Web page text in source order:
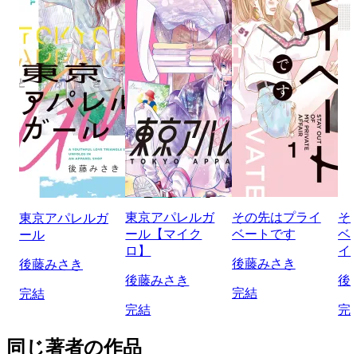
東京アパレルガ
ール
後藤みさき
完結
東京アパレルガ
ール【マイク
ロ】
後藤みさき
完結
その先はプライ
ベートです
後藤みさき
完結
そ
ベ
イ
後
完
同じ著者の作品